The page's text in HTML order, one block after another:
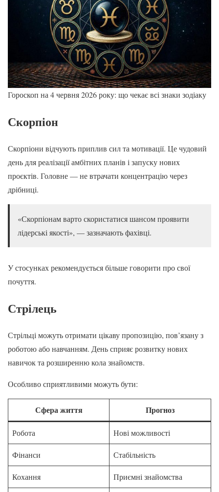
Гороскоп на 4 червня 2026 року: що чекає всі знаки зодіаку
Скорпіон
Скорпіони відчують приплив сил та мотивації. Це чудовий
день для реалізації амбітних планів і запуску нових
проєктів. Головне — не втрачати концентрацію через
дрібниці.
«Скорпіонам варто скористатися шансом проявити
лідерські якості», — зазначають фахівці.
У стосунках рекомендується більше говорити про свої
почуття.
Стрілець
Стрільці можуть отримати цікаву пропозицію, пов’язану з
роботою або навчанням. День сприяє розвитку нових
навичок та розширенню кола знайомств.
Особливо сприятливими можуть бути:
Сфера життя Прогноз
Робота Нові можливості
Фінанси Стабільність
Кохання Приємні знайомства